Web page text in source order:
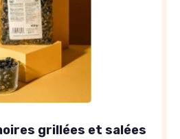
grillées et salées